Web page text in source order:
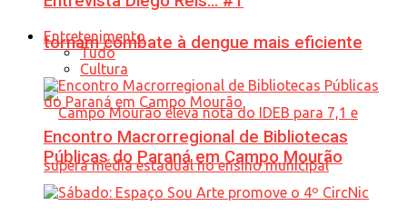
tornam combate à dengue mais eficiente
Entretenimento
Tudo
Cultura
Encontro Macrorregional de Bibliotecas
Públicas do Paraná em Campo Mourão